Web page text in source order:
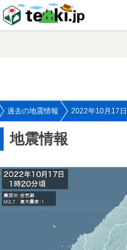
過去の地震情報 2022年10月17日
地震情報